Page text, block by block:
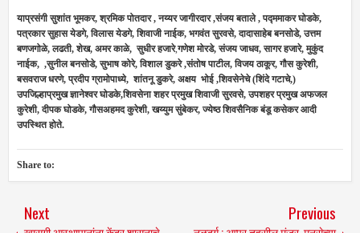
याप्रसंगी सुशांत भूमकर, श्रमिक पोतदार , नय्यर जागीरदार ,संजय बताले , पद्ममाकर घोडके,
पत्रकार सुहास येडगे, विलास येडगे, शिवाजी नाईक, भगवंत सुरवसे, दादासाहेब बनसोडे, उत्तम
बणजगोळे, लढती, शेख, अमर काळे, सुधीर हजारे,गणेश मोरडे, संजय जाधव, सागर हजारे, मुकुंद
नाईक, ,सुनील बनसोडे, सुभाष कोरे, विशाल डुकरे ,संतोष पाटील, विजय ठाकूर, गौस कुरेशी,
बसवराज धरणे, प्रदीप ग्रामोपाध्ये, शांतनू डुकरे, अक्षय भोई ,शिवसेनेचे (शिंदे गटाचे,)
उपजिल्हाप्रमुख ज्ञानेश्वर घोडके,शिवसेना शहर प्रमुख शिवाजी सुरवसे, उपशहर प्रमुख अफजल
कुरेशी, दीपक घोडके, गौसअहमद कुरेशी, खय्युम सुंबेकर, ज्येष्ठ शिवसैनिक बंडू कसेकर आदी
उपस्थित होते.
Share to:
Next Previous